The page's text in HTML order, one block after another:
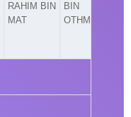
RAHIM BIN
MAT
BIN
OTHMAN